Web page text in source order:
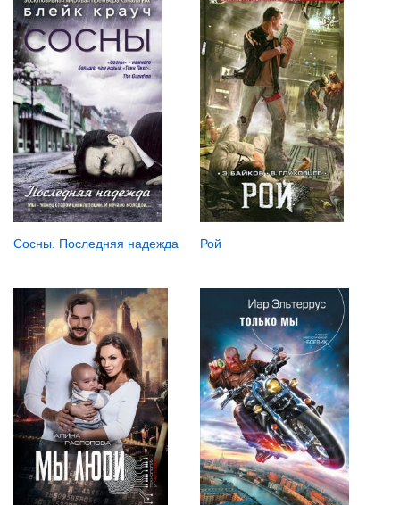
Сосны. Последняя надежда Рой